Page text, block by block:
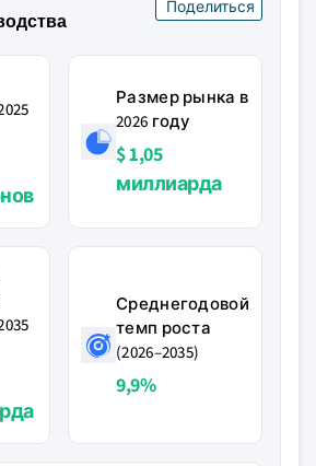
Поделиться
Размер рынка в
2026 году
$ 1,05
миллиарда
Среднегодовой
темп роста
(2026–2035)
9,9%